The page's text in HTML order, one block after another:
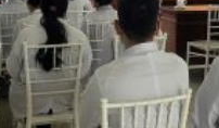
môn: Cập nhật chẩn đoán,
sẻ thực hành từ Phòng